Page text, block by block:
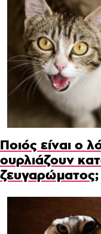
Ποιός είναι ο
ουρλιάζουν
ζευγαρώματος;